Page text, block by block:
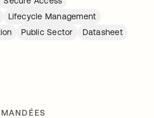
Lifecycle Management
Public Sector
Datasheet